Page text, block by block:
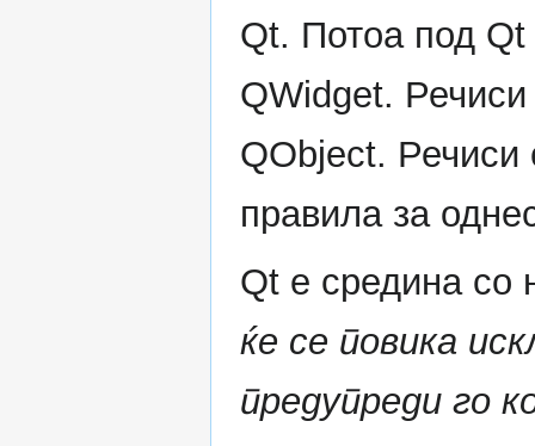
Qt. Потоа под Qt
QWidget. Речиси
QObject. Речиси
правила за
Qt е средина со
ќе се повика
предупреди го